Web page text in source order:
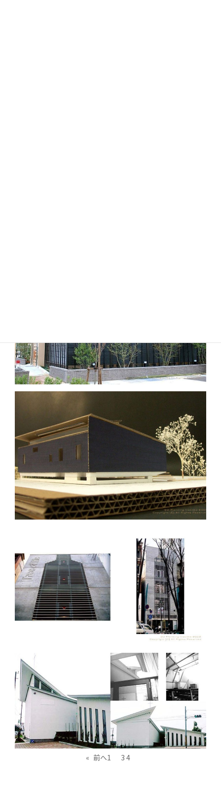
カテゴリー 住宅・集合住宅
カテゴリー 飲食店・商業施設
教会・寺院・その他
« 前へ1 3 4